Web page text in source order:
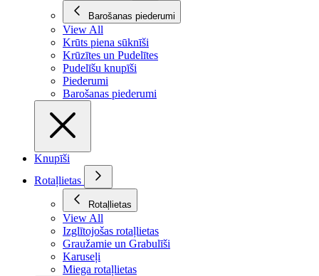
Barošanas piederumi
View All
Krūts piena sūknīši
Krūzītes un Pudelītes
Pudelīšu knupīši
Piederumi
Barošanas piederumi
Knupīši
Rotaļlietas
Rotaļlietas
View All
Izglītojošas rotaļlietas
Graužamie un Grabulīši
Karuseļi
Miega rotaļlietas